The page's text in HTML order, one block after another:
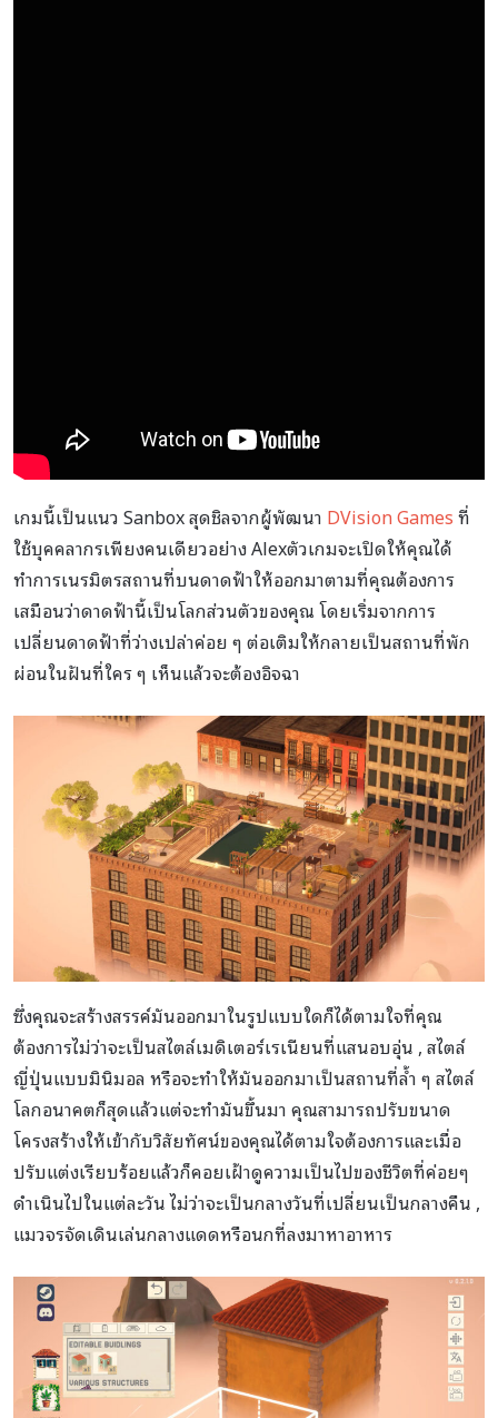
เกมนี้เป็นแนว Sanbox สุดชิลจากผู้พัฒนา DVision Gamesที่
ใช้บุคคลากรเพียงคนเดียวอย่าง Alexตัวเกมจะเปิดให้คุณได้
ทำการเนรมิตรสถานที่บนดาดฟ้าให้ออกมาตามที่คุณต้องการ
เสมือนว่าดาดฟ้านี้เป็นโลกส่วนตัวของคุณ โดยเริ่มจากการ
เปลี่ยนดาดฟ้าที่ว่างเปล่าค่อย ๆ ต่อเติมให้กลายเป็นสถานที่พัก
ผ่อนในฝันที่ใคร ๆ เห็นแล้วจะต้องอิจฉา
ซึ่งคุณจะสร้างสรรค์มันออกมาในรูปแบบใดก็ได้ตามใจที่คุณ
ต้องการไม่ว่าจะเป็นสไตล์เมดิเตอร์เรเนียนที่แสนอบอุ่น , สไตล์
ญี่ปุ่นแบบมินิมอล หรือจะทำให้มันออกมาเป็นสถานที่ล้ำ ๆ สไตล์
โลกอนาคตก็สุดแล้วแต่จะทำมันขึ้นมา คุณสามารถปรับขนาด
โครงสร้างให้เข้ากับวิสัยทัศน์ของคุณได้ตามใจต้องการและเมื่อ
ปรับแต่งเรียบร้อยแล้วก็คอยเฝ้าดูความเป็นไปของชีวิตที่ค่อยๆ
ดำเนินไปในแต่ละวัน ไม่ว่าจะเป็นกลางวันที่เปลี่ยนเป็นกลางคืน ,
แมวจรจัดเดินเล่นกลางแดดหรือนกที่ลงมาหาอาหาร